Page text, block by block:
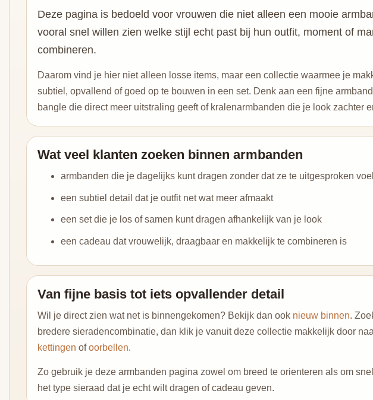
Deze pagina is bedoeld voor vrouwen die niet alleen een mooie
vooral snel willen zien welke stijl echt past bij hun outfit, moment of
combineren.
Daarom vind je hier niet alleen losse items, maar een collectie waarmee je
subtiel, opvallend of goed op te bouwen in een set. Denk aan een fijne
bangle die direct meer uitstraling geeft of kralenarmbanden die je look zachter
Wat veel klanten zoeken binnen armbanden
armbanden die je dagelijks kunt dragen zonder dat ze te uitgesproken
een subtiel detail dat je outfit net wat meer afmaakt
een set die je los of samen kunt dragen afhankelijk van je look
een cadeau dat vrouwelijk, draagbaar en makkelijk te combineren is
Van fijne basis tot iets opvallender detail
Wil je direct zien wat net is binnengekomen? Bekijk dan ook nieuw binnen.
bredere sieradencombinatie, dan klik je vanuit deze collectie makkelijk door
kettingen ofoorbellen.
Zo gebruik je deze armbanden pagina zowel om breed te orienteren als om
het type sieraad dat je echt wilt dragen of cadeau geven.